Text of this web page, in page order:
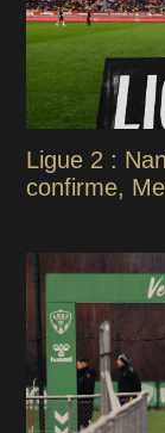
Ligue 2 :
confirme,